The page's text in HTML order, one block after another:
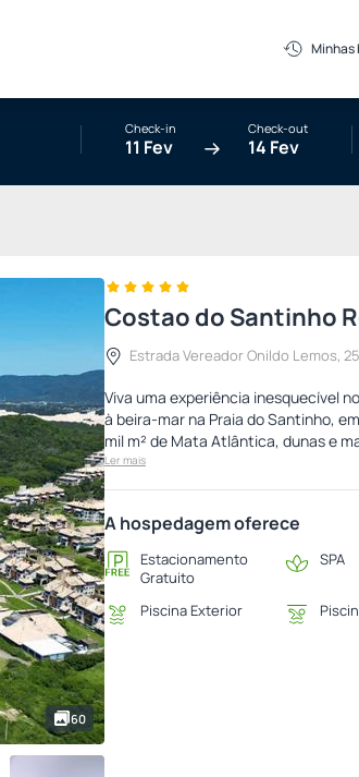
Minhas
Check-in
11 Fev
Check-out
14 Fev
60
Costao do Santinho
Estrada Vereador Onildo Lemos,
Viva uma experiência inesquecível
à beira-mar na Praia do Santinho,
mil m² de Mata Atlântica, dunas e
Ler mais
A hospedagem oferece
Estacionamento
Gratuito
SPA
Piscina Exterior